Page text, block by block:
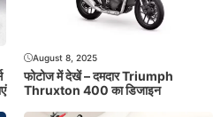
August 8, 2025
फोटोज में देखें – दमदार Triumph
Thruxton 400 का डिजाइन